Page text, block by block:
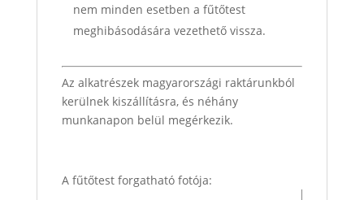
nem minden esetben a fűtőtest
meghibásodására vezethető vissza.
Az alkatrészek magyarországi raktárunkból
kerülnek kiszállításra, és néhány
munkanapon belül megérkezik.
A fűtőtest forgatható fotója: